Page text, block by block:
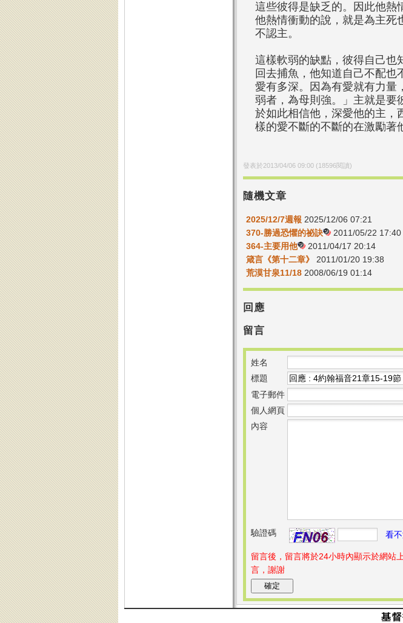
這些彼得是缺乏的。因此他熱
他熱情衝動的說，就是為主死
不認主。
這樣軟弱的缺點，彼得自己也
回去捕魚，他知道自己不配
愛有多深。因為有愛就有力量
弱者，為母則強。」主就是要
於如此相信他，深愛他的主，
樣的愛不斷的不斷的在激勵著
發表於2013/04/06 09:00(18596閱讀)
隨機文章
2025/12/7週報 2025/12/06 07:21
370-勝過恐懼的祕訣
2011/05/22 17:40
364-主要用他
2011/04/17 20:14
箴言《第十二章》
2011/01/20 19:38
荒漠甘泉11/18 2008/06/19 01:14
回應
留言
姓名
標題
電子郵件
個人網頁
內容
驗證碼
看
留言後，留言將於24小時內顯示於網站
言，謝謝